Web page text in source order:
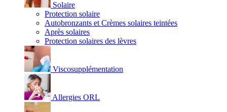
Solaire
Protection solaire
Autobronzants et Crèmes solaires teintées
Après solaires
Protection solaires des lèvres
Viscosupplémentation
Allergies ORL